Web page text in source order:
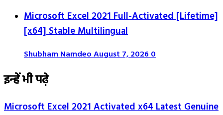
Microsoft Excel 2021 Full-Activated [Lifetime]
[x64] Stable Multilingual
Shubham NamdeoAugust 7, 20260
इन्हें भी पढ़े
Microsoft Excel 2021 Activated x64 Latest Genuine